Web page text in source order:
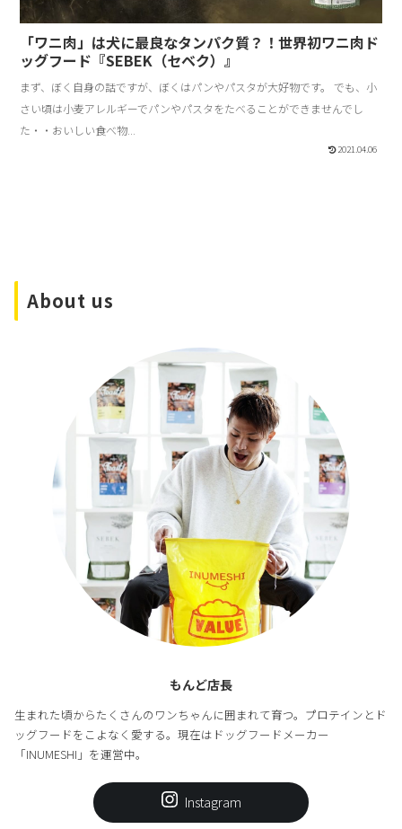
「ワニ肉」は犬に最良なタンパク質？！世界初ワニ肉ド
ッグフード『SEBEK（セベク）』
まず、ぼく自身の話ですが、ぼくはパンやパスタが大好物です。 でも、小
さい頃は小麦アレルギーでパンやパスタをたべることができませんでし
た・・おいしい食べ物...
2021.04.06
About us
もんど店長
生まれた頃からたくさんのワンちゃんに囲まれて育つ。プロテインとド
ッグフードをこよなく愛する。現在はドッグフードメーカー
「INUMESHI」を運営中。
Instagram